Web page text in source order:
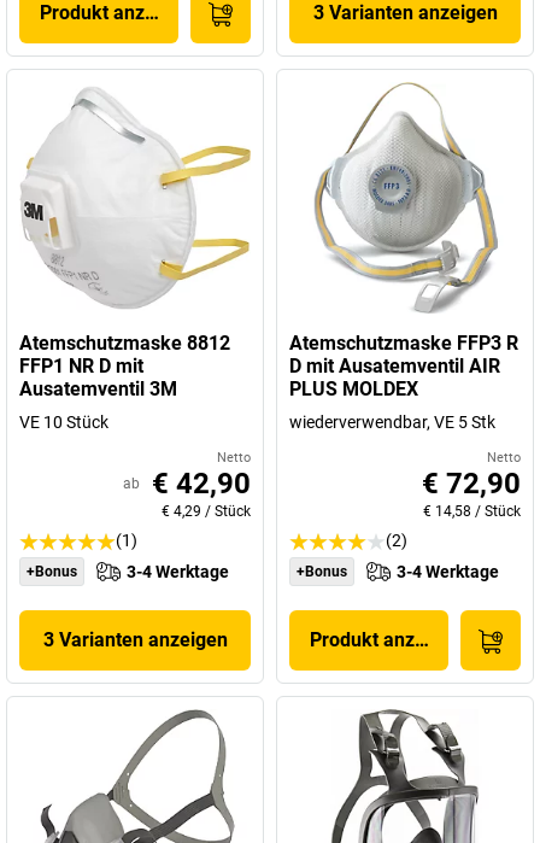
Produkt anzeigen 3 Varianten anzeigen
Atemschutzmaske 8812
FFP1 NR D mit
Ausatemventil 3M
VE 10 Stück
Netto
ab € 42,90
€ 4,29 / Stück
(1)
+Bonus 3-4 Werktage
3 Varianten anzeigen
Atemschutzmaske FFP3 R
D mit Ausatemventil AIR
PLUS MOLDEX
wiederverwendbar, VE 5 Stk
Netto
€ 72,90
€ 14,58 / Stück
(2)
+Bonus 3-4 Werktage
Produkt anzeigen